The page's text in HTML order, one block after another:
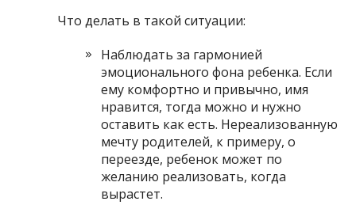
Что делать в такой ситуации:
Наблюдать за гармонией
эмоционального фона ребенка. Если
ему комфортно и привычно, имя
нравится, тогда можно и нужно
оставить как есть. Нереализованную
мечту родителей, к примеру, о
переезде, ребенок может по
желанию реализовать, когда
вырастет.